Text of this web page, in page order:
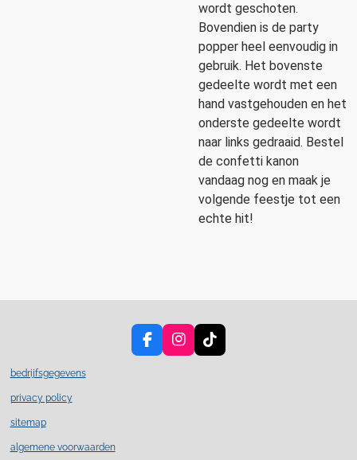
wordt geschoten.
Bovendien is de party
popper heel eenvoudig in
gebruik. Het bovenste
gedeelte wordt met een
hand vastgehouden en het
onderste gedeelte wordt
naar links gedraaid. Bestel
de confetti kanon
vandaag nog en maak je
volgende feestje tot een
echte hit!
F
a
I
n
T
i
bedrijfsgegevens
privacy policy
sitemap
algemene voorwaarden